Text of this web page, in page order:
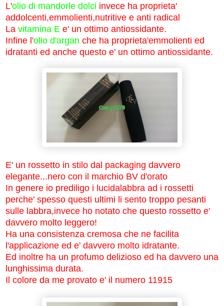
L'olio di mandorle dolci invece ha proprieta'
addolcenti,emmolienti,nutritive e anti radical
La vitamina E e' un ottimo antiossidante.
Infine l'olio d'argan che ha proprieta'emmolienti ed
idratanti ed anche questo e' un ottimo antiossidante.
E' un rossetto in stilo dal packaging davvero
elegante...nero con il marchio BV d'orato
In genere io prediligo i lucidalabbra ad i rossetti
perche' spesso questi ultimi li sento troppo pesanti
sulle labbra,invece ho notato che questo rossetto e'
davvero molto leggero!
Ha una consistenza cremosa che ne facilita
l'applicazione ed e' davvero molto idratante.
Ed inoltre ha un profumo delizioso ed ha davvero una
lunghissima durata.
Il colore da me provato e' il numero 11915